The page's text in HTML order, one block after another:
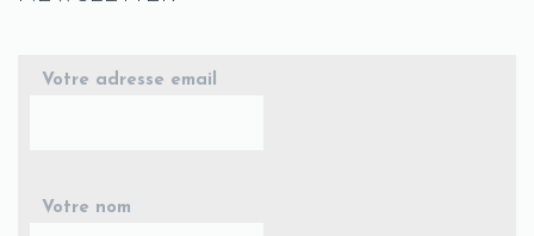
Votre adresse email
Votre nom